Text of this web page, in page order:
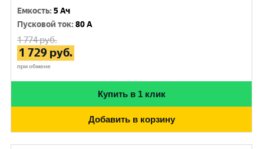
Емкость:5 Ач
Пусковой ток:80 A
1 774руб.
1 729 руб.
при обмене
Купить в 1 клик
Добавить в корзину